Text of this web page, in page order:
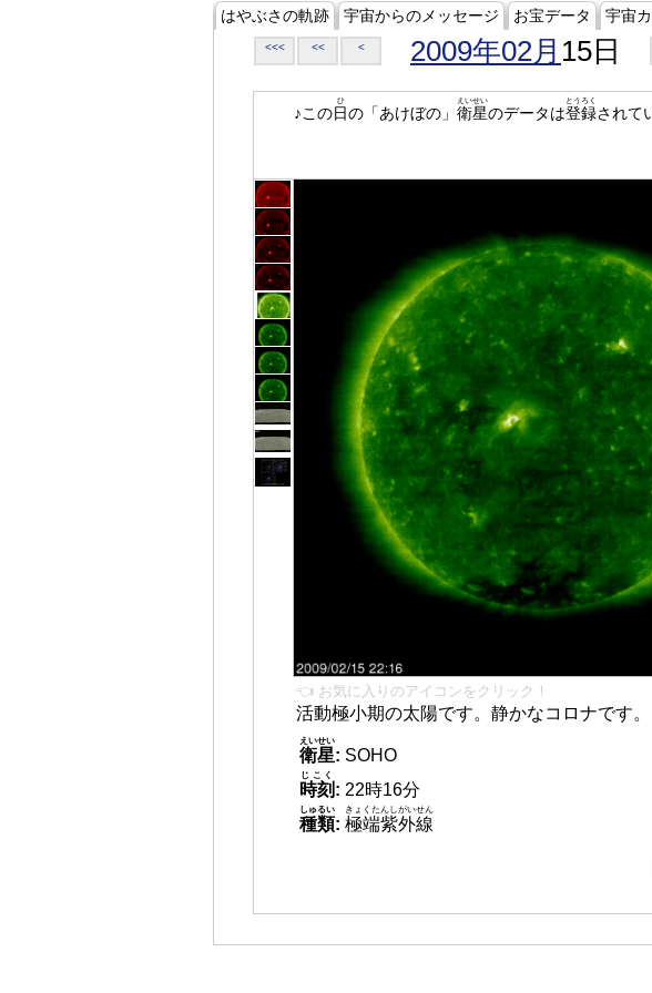
はやぶさの軌跡 宇宙からのメッセージ お宝データ 宇宙
<<< << < 2009年02月 15日
♪この日
ひ
の「あけぼの」 衛星
えいせい
のデータは登録
とうろく
されて
👈 お気に入りのアイコンをクリック！
活動極小期の太陽です。静かなコロナです。
衛星
えいせい
: SOHO
時刻
じこく
: 22時16分
種類
しゅるい
: 極端紫外線
きょくたんしがいせん